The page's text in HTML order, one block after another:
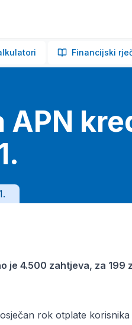
Financijski
je 4.500 zahtjeva, za 199
rok otplate korisnika